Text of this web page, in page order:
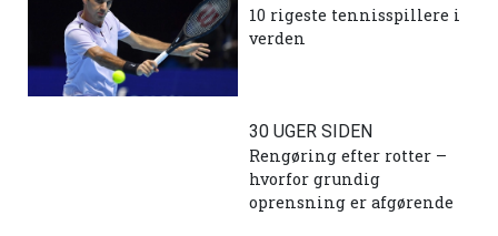
10 rigeste tennisspillere i
verden
30 UGER SIDEN
Rengøring efter rotter –
hvorfor grundig
oprensning er afgørende